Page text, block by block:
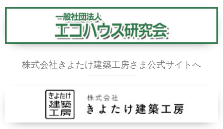
株式会社きよたけ建築工房さま公式サイトへ